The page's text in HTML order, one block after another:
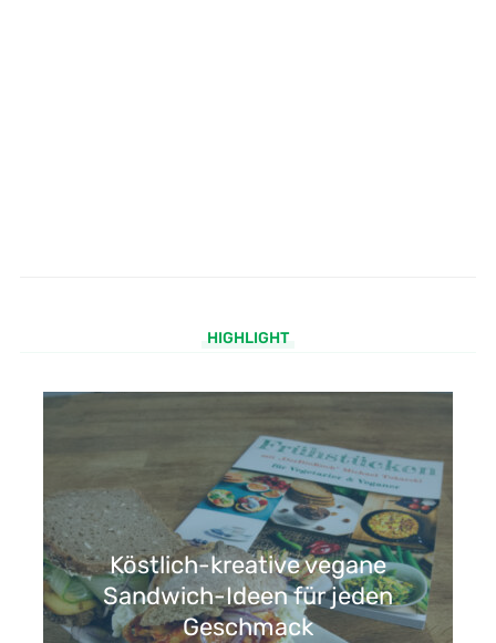
HIGHLIGHT
Köstlich-kreative vegane
Sandwich-Ideen für jeden
Geschmack